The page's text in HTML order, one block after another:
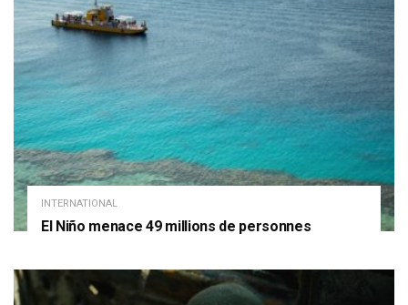
INTERNATIONAL
El Niño menace 49 millions de personnes